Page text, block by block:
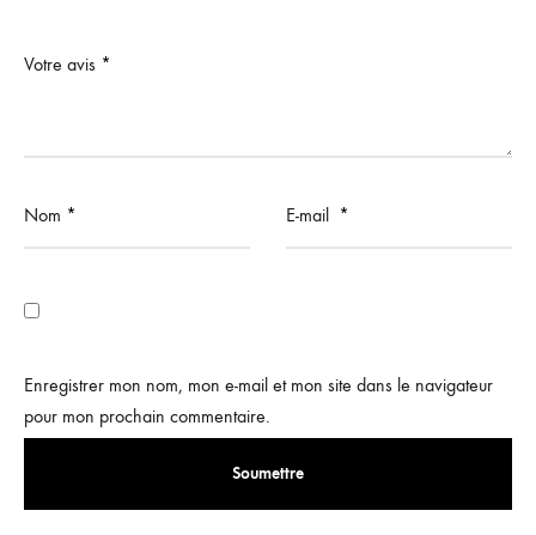
Votre avis *
Nom * E-mail *
Enregistrer mon nom, mon e-mail et mon site dans le navigateur
pour mon prochain commentaire.